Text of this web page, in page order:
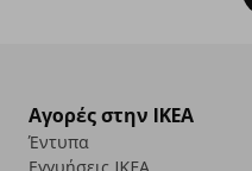
Αγορές στην IKEA
Έντυπα